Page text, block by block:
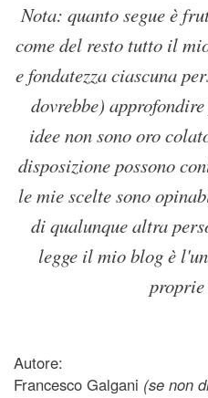
Nota: quanto segue è
come del resto tutto il
e fondatezza ciascuna
dovrebbe)
idee non sono oro
disposizione possono
le mie scelte sono
di qualunque altra
legge il mio blog è
about Ecco come si
Autore:
Francesco Galgani (se non